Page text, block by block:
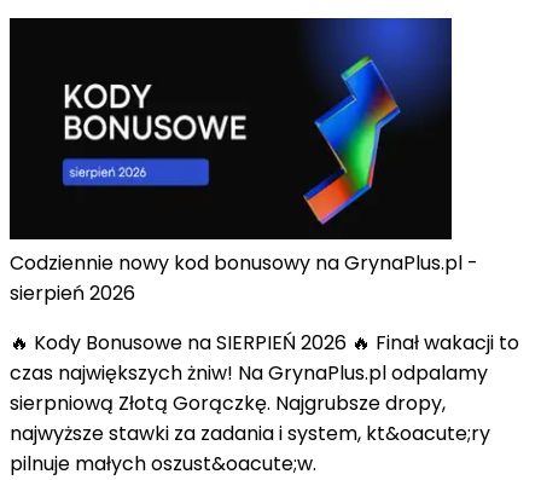
Codziennie nowy kod bonusowy na GrynaPlus.pl -
sierpień 2026
🔥 Kody Bonusowe na SIERPIEŃ 2026 🔥 Finał wakacji to
czas największych żniw! Na GrynaPlus.pl odpalamy
sierpniową Złotą Gorączkę. Najgrubsze dropy,
najwyższe stawki za zadania i system, kt&oacute;ry
pilnuje małych oszust&oacute;w.